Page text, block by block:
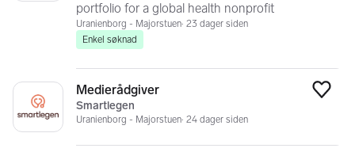
portfolio for a global health nonprofit
Uranienborg - Majorstuen 23 dager siden
Enkel søknad
Medierådgiver
Smartlegen
Uranienborg - Majorstuen 24 dager siden